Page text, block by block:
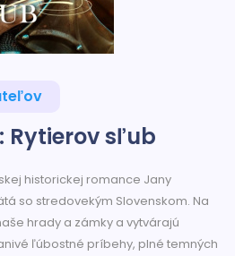
Rytierov sľub
historickej romance Jany
so stredovekým Slovenskom. Na
hrady a zámky a vytvárajú
ľúbostné príbehy, plné temných